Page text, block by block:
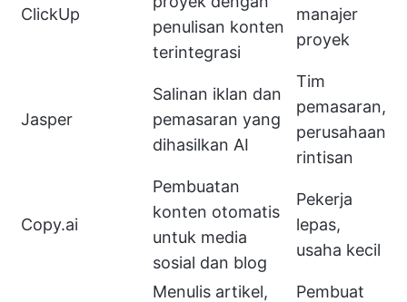
ClickUp
penulisan konten
terintegrasi
manajer
proyek
Jasper
Salinan iklan dan
pemasaran yang
dihasilkan AI
Tim
pemasaran,
perusahaan
rintisan
Copy.ai
Pembuatan
konten otomatis
untuk media
sosial dan blog
Pekerja
lepas,
usaha kecil
Menulis artikel,
Pembuat